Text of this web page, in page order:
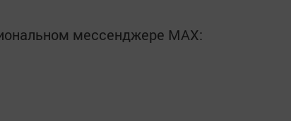
мессенджере MАХ: